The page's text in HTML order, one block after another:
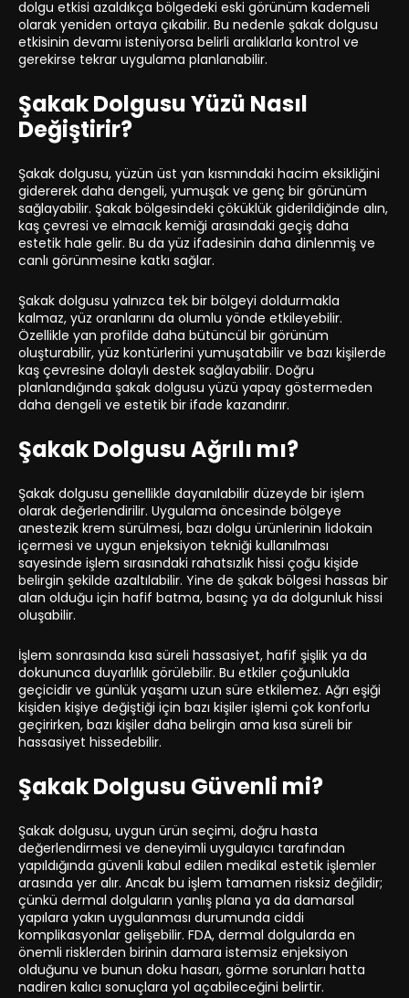
dolgu etkisi azaldıkça bölgedeki eski görünüm kademeli
olarak yeniden ortaya çıkabilir. Bu nedenle şakak dolgusu
etkisinin devamı isteniyorsa belirli aralıklarla kontrol ve
gerekirse tekrar uygulama planlanabilir.
Şakak Dolgusu Yüzü Nasıl
Değiştirir?
Şakak dolgusu, yüzün üst yan kısmındaki hacim eksikliğini
gidererek daha dengeli, yumuşak ve genç bir görünüm
sağlayabilir. Şakak bölgesindeki çöküklük giderildiğinde alın,
kaş çevresi ve elmacık kemiği arasındaki geçiş daha
estetik hale gelir. Bu da yüz ifadesinin daha dinlenmiş ve
canlı görünmesine katkı sağlar.
Şakak dolgusu yalnızca tek bir bölgeyi doldurmakla
kalmaz, yüz oranlarını da olumlu yönde etkileyebilir.
Özellikle yan profilde daha bütüncül bir görünüm
oluşturabilir, yüz kontürlerini yumuşatabilir ve bazı kişilerde
kaş çevresine dolaylı destek sağlayabilir. Doğru
planlandığında şakak dolgusu yüzü yapay göstermeden
daha dengeli ve estetik bir ifade kazandırır.
Şakak Dolgusu Ağrılı mı?
Şakak dolgusu genellikle dayanılabilir düzeyde bir işlem
olarak değerlendirilir. Uygulama öncesinde bölgeye
anestezik krem sürülmesi, bazı dolgu ürünlerinin lidokain
içermesi ve uygun enjeksiyon tekniği kullanılması
sayesinde işlem sırasındaki rahatsızlık hissi çoğu kişide
belirgin şekilde azaltılabilir. Yine de şakak bölgesi hassas bir
alan olduğu için hafif batma, basınç ya da dolgunluk hissi
oluşabilir.
İşlem sonrasında kısa süreli hassasiyet, hafif şişlik ya da
dokununca duyarlılık görülebilir. Bu etkiler çoğunlukla
geçicidir ve günlük yaşamı uzun süre etkilemez. Ağrı eşiği
kişiden kişiye değiştiği için bazı kişiler işlemi çok konforlu
geçirirken, bazı kişiler daha belirgin ama kısa süreli bir
hassasiyet hissedebilir.
Şakak Dolgusu Güvenli mi?
Şakak dolgusu, uygun ürün seçimi, doğru hasta
değerlendirmesi ve deneyimli uygulayıcı tarafından
yapıldığında güvenli kabul edilen medikal estetik işlemler
arasında yer alır. Ancak bu işlem tamamen risksiz değildir;
çünkü dermal dolguların yanlış plana ya da damarsal
yapılara yakın uygulanması durumunda ciddi
komplikasyonlar gelişebilir. FDA, dermal dolgularda en
önemli risklerden birinin damara istemsiz enjeksiyon
olduğunu ve bunun doku hasarı, görme sorunları hatta
nadiren kalıcı sonuçlara yol açabileceğini belirtir.